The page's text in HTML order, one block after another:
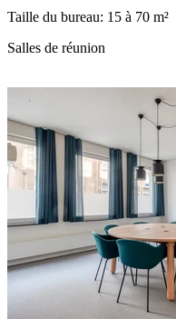
Taille du bureau: 15 à 70 m²
Salles de réunion